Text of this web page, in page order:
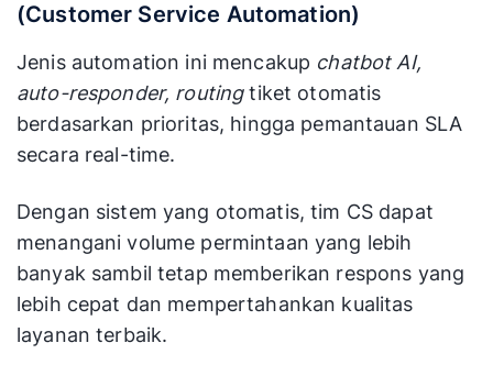
(Customer Service Automation)
Jenis automation ini mencakup chatbot AI,
auto-responder, routingtiket otomatis
berdasarkan prioritas, hingga pemantauan SLA
secara real-time.
Dengan sistem yang otomatis, tim CS dapat
menangani volume permintaan yang lebih
banyak sambil tetap memberikan respons yang
lebih cepat dan mempertahankan kualitas
layanan terbaik.